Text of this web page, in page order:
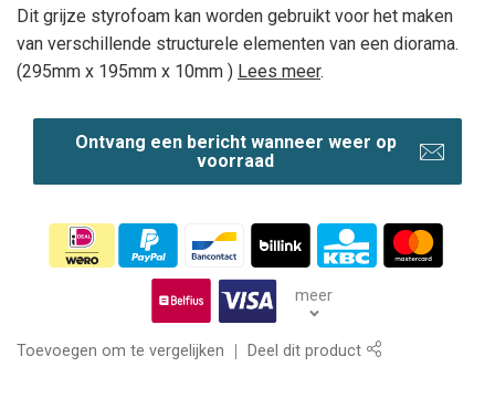
Dit grijze styrofoam kan worden gebruikt voor het maken
van verschillende structurele elementen van een diorama.
(295mm x 195mm x 10mm ) Lees meer.
Ontvang een bericht wanneer weer op
voorraad
meer
Toevoegen om te vergelijken Deel dit product